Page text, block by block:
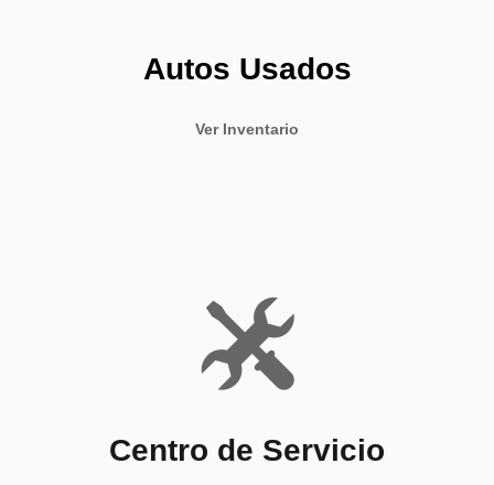
Autos Usados
Ver Inventario
Centro de Servicio